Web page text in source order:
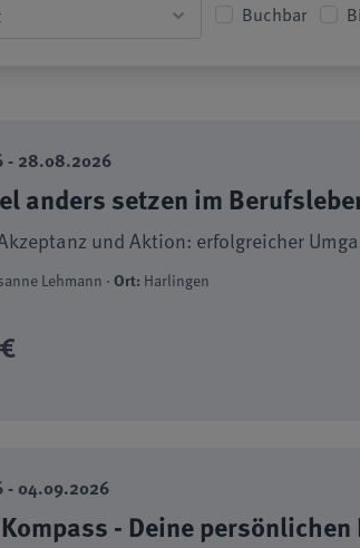
Buchbar
- 28.08.2026
anders setzen im
und Aktion: erfolgreicher
Lehmann ·Ort: Harlingen
- 04.09.2026
- Deine